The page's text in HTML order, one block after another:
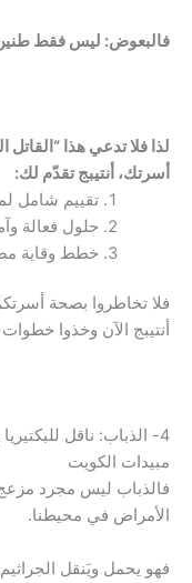
فالبعوض: ليس فقط
لذا فلا تدعي هذا
أسرتك، أنتيبج تقدّم لك:
تقييم شامل
حلول فعالة
خطط وقاية
فلا تخاطروا بصحة
أنتيبج الآن وخذوا
4- الذباب: ناقل
مبيدات الكويت
فالذباب ليس مجرد
الأمراض في محيطنا.
فهو يحمل ويَنقل